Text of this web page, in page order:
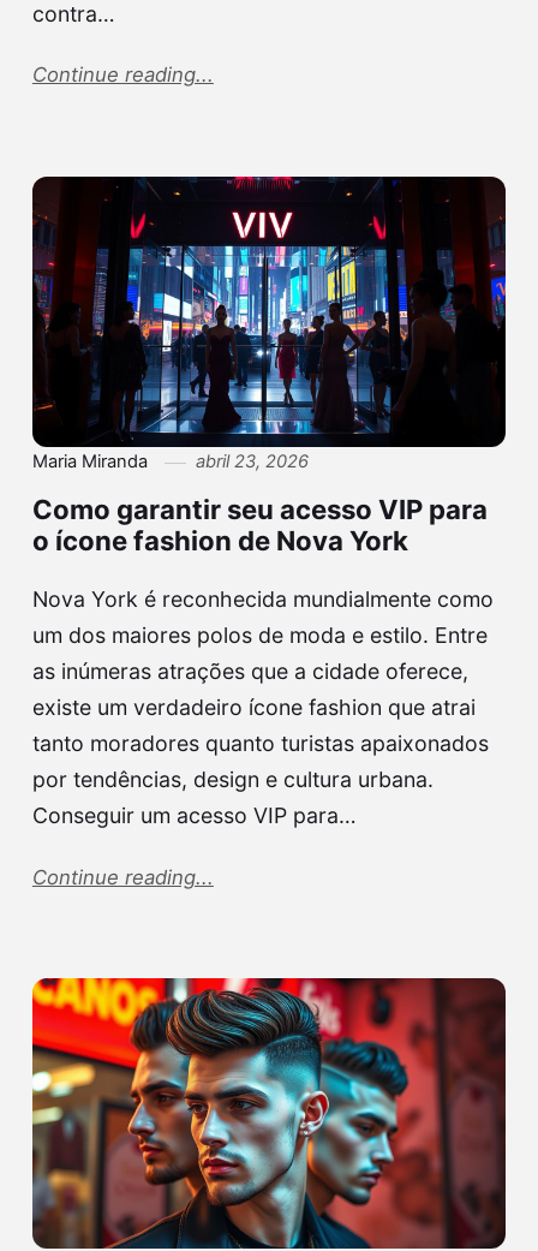
contra…
Continue reading...
Maria Miranda abril 23, 2026
Como garantir seu acesso VIP para
o ícone fashion de Nova York
Nova York é reconhecida mundialmente como
um dos maiores polos de moda e estilo. Entre
as inúmeras atrações que a cidade oferece,
existe um verdadeiro ícone fashion que atrai
tanto moradores quanto turistas apaixonados
por tendências, design e cultura urbana.
Conseguir um acesso VIP para…
Continue reading...